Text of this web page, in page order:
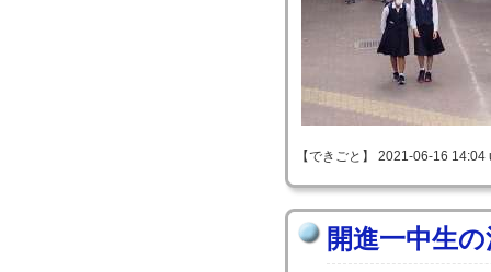
【できごと】 2021-06-16
開進一中生